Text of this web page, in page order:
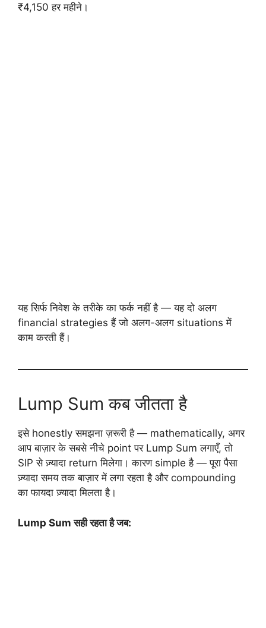
₹4,150 हर महीने।
यह सिर्फ निवेश के तरीके का फर्क नहीं है — यह दो अलग
financial strategies हैं जो अलग-अलग situations में
काम करती हैं।
Lump Sum कब जीतता है
इसे honestly समझना ज़रूरी है — mathematically, अगर
आप बाज़ार के सबसे नीचे point पर Lump Sum लगाएँ, तो
SIP से ज़्यादा return मिलेगा। कारण simple है — पूरा पैसा
ज़्यादा समय तक बाज़ार में लगा रहता है और compounding
का फायदा ज़्यादा मिलता है।
Lump Sum सही रहता है जब: